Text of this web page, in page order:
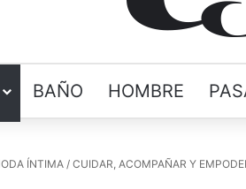
BAÑO HOMBRE
ÍNTIMA / CUIDAR, ACOMPAÑAR Y